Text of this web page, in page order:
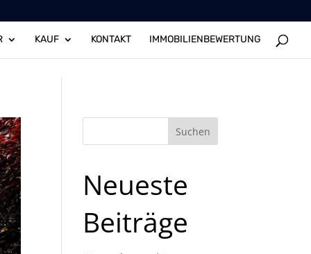
KAUF KONTAKT IMMOBILIENBEWERTUNG
Suchen
Neueste
Beiträge